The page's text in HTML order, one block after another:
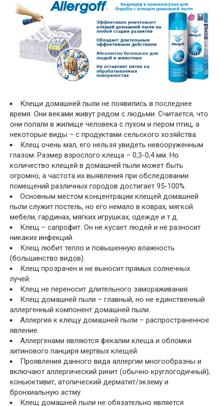
Клещи домашней пыли не появились в последнее
время. Они веками живут рядом с людьми. Считается, что
они попали в жилище человека с пухом и пером птиц, а
некоторые виды – с продуктами сельского хозяйства.
Клещ очень мал, его нельзя увидеть невооруженным
глазом. Размер взрослого клеща – 0,3-0,4 мм. Но
количество клещей в домашней пыли может быть
огромно, а частота их выявления при обследовании
помещений различных городов достигает 95-100%.
Основным местом концентрации клещей домашней
пыли служит постель, но его немало в коврах, мягкой
мебели, гардинах, мягких игрушках, одежде и т.д.
Клещ – сапрофит. Он не кусает людей и не разносит
никаких инфекций.
Клещ любит тепло и повышенную влажность
(большинство видов).
Клещ прозрачен и не выносит прямых солнечных
лучей.
Клещ не переносит длительного замораживания.
Клещ домашней пыли – главный, но не единственный
аллергенный компонент домашней пыли.
Аллергия к клещу домашней пыли – распространенное
явление.
Аллергенами являются фекалии клеща и обломки
хитинового панциря мертвых клещей.
Проявления данного вида аллергии многообразны и
включают аллергический ринит (обычно круглогодичный),
коньюктивит, атопический дерматит/экзему и
бронхиальную астму.
Клещ домашней пыли не обязательно является